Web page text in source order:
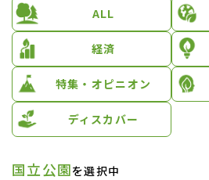
ALL
経済
特集・オピニオン
ディスカバー
国立公園を選択中